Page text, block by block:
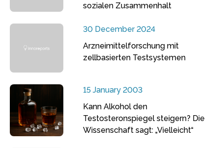
sozialen Zusammenhalt
30 December 2024
Arzneimittelforschung mit
zellbasierten Testsystemen
15 January 2003
Kann Alkohol den
Testosteronspiegel steigern? Die
Wissenschaft sagt: „Vielleicht“